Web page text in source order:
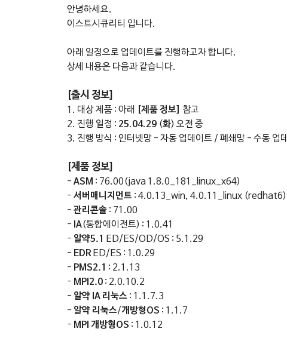
안녕하세요.
이스트시큐리티 입니다.
아래 일정으로 업데이트를 진행하고자 합니다.
상세 내용은 다음과 같습니다.
[출시 정보]
1. 대상 제품 : 아래 [제품 정보] 참고
2. 진행 일정 : 25.04.29 (화) 오전 중
3. 진행 방식 : 인터넷망 - 자동 업데이트 / 폐쇄망 - 수동 업
[제품 정보]
- ASM : 76.00(java 1.8.0_181_linux_x64)
- 서버매니지먼트 : 4.0.13_win, 4.0.11_linux
- 관리콘솔 : 71.00
- IA(통합에이전트) : 1.0.41
- 알약5.1
ED/ES/OD/OS : 5.1.29
- EDR ED/ES : 1.0.29
- PMS2.1 : 2.1.13
- MPI2.0 : 2.0.10.2
- 알약 IA 리눅스 : 1.1.7.3
- 알약 리눅스/개방형OS : 1.1.7
- MPI 개방형OS : 1.0.12